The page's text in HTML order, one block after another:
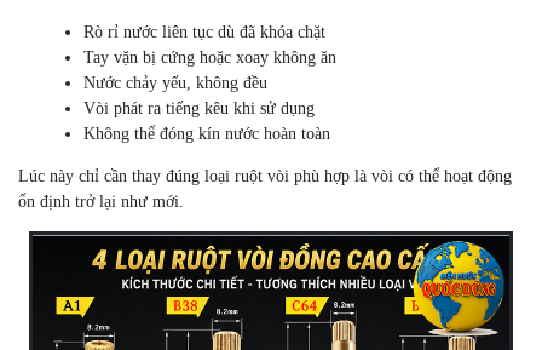
Rò rỉ nước liên tục dù đã khóa chặt
Tay vặn bị cứng hoặc xoay không ăn
Nước chảy yếu, không đều
Vòi phát ra tiếng kêu khi sử dụng
Không thể đóng kín nước hoàn toàn
Lúc này chỉ cần thay đúng loại ruột vòi phù hợp là vòi có thể hoạt động
ổn định trở lại như mới.